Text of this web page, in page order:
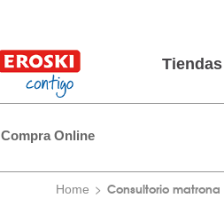
Tiendas
Compra Online
Home Consultorio matrona